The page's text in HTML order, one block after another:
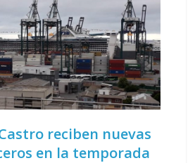
reciben nuevas
en la temporada